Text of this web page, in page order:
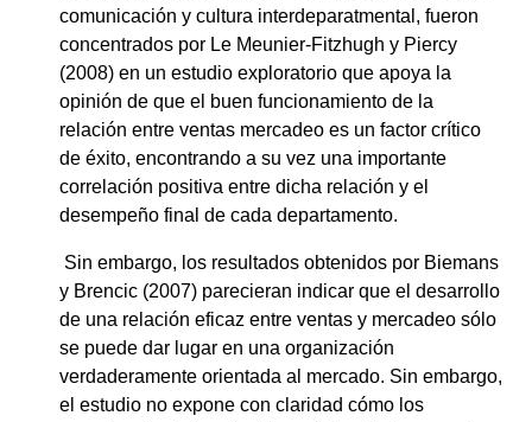
comunicación y cultura interdeparatmental, fueron
concentrados por Le Meunier-Fitzhugh y Piercy
(2008) en un estudio exploratorio que apoya la
opinión de que el buen funcionamiento de la
relación entre ventas mercadeo es un factor crítico
de éxito, encontrando a su vez una importante
correlación positiva entre dicha relación y el
desempeño final de cada departamento.
Sin embargo, los resultados obtenidos por Biemans
y Brencic (2007) parecieran indicar que el desarrollo
de una relación eficaz entre ventas y mercadeo sólo
se puede dar lugar en una organización
verdaderamente orientada al mercado. Sin embargo,
el estudio no expone con claridad cómo los